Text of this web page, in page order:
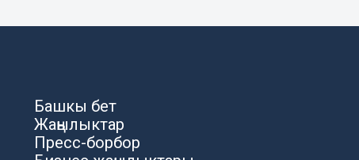
Башкы бет
Жаңылыктар
Пресс-борбор